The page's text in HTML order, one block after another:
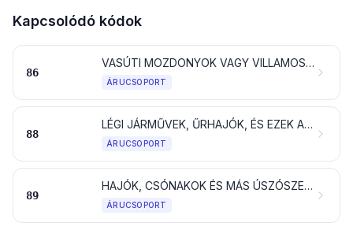
Kapcsolódó kódok
86
VASÚTI MOZDONYOK VAGY VILLAMOS-MOTORKOCSIK, SÍNHEZ KÖTÖTT JÁRMŰVEK ÉS ALKATRÉSZEIK; VASÚTI VAGY VILLAMOSVÁGÁNY-TARTOZÉKOK, ÉS -FELSZERELÉSEK ÉS ALKATRÉSZEIK; MINDENFÉLE MECHANIKUS (BELEÉRTVE AZ ELEKTROMECHANIKUSAT IS) KÖZLEKEDÉSI JELZŐBERENDEZÉS
ÁRUCSOPORT
88
LÉGI JÁRMŰVEK, ŰRHAJÓK, ÉS EZEK ALKATRÉSZEI
ÁRUCSOPORT
89
HAJÓK, CSÓNAKOK ÉS MÁS ÚSZÓSZERKEZETEK
ÁRUCSOPORT